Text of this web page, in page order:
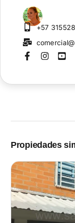
+57
Propiedades